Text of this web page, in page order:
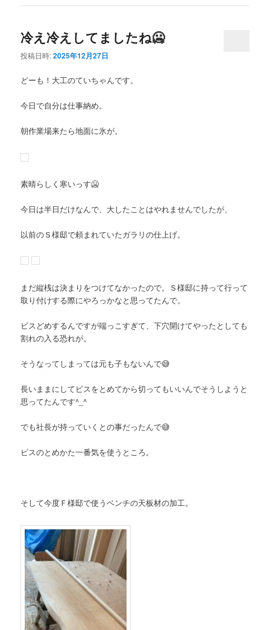
冷え冷えしてましたね🥶
投稿日時:2025年12月27日
どーも！大工のていちゃんです。
今日で自分は仕事納め。
朝作業場来たら地面に氷が。
素晴らしく寒いっす🥶
今日は半日だけなんで、大したことはやれませんでしたが、
以前のＳ様邸で頼まれていたガラリの仕上げ。
まだ縦桟は決まりをつけてなかったので。Ｓ様邸に持って行って
取り付けする際にやろっかなと思ってたんで。
ビスどめするんですが端っこすぎて、下穴開けてやったとしても
割れの入る恐れが。
そうなってしまっては元も子もないんで😅
長いままにしてビスをとめてから切ってもいいんでそうしようと
思ってたんです^_^
でも社長が持っていくとの事だったんで😅
ビスのとめかた一番気を使うところ。
そして今度Ｆ様邸で使うベンチの天板材の加工。